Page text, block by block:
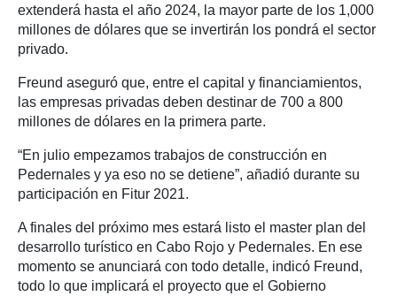
extenderá hasta el año 2024, la mayor parte de los 1,000
millones de dólares que se invertirán los pondrá el sector
privado.
Freund aseguró que, entre el capital y financiamientos,
las empresas privadas deben destinar de 700 a 800
millones de dólares en la primera parte.
“En julio empezamos trabajos de construcción en
Pedernales y ya eso no se detiene”, añadió durante su
participación en Fitur 2021.
A finales del próximo mes estará listo el master plan del
desarrollo turístico en Cabo Rojo y Pedernales. En ese
momento se anunciará con todo detalle, indicó Freund,
todo lo que implicará el proyecto que el Gobierno